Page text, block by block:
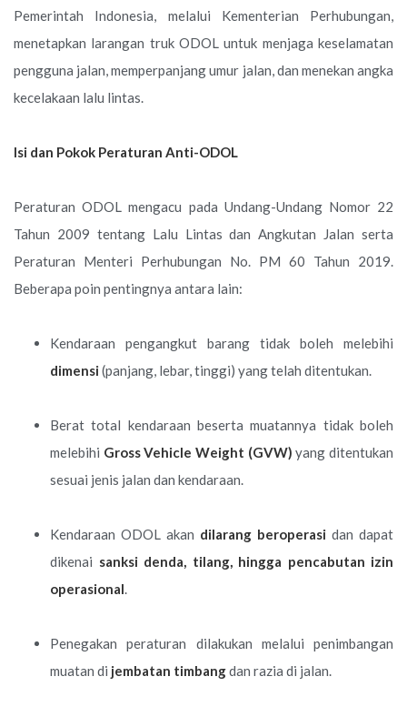
Pemerintah Indonesia, melalui Kementerian Perhubungan,
menetapkan larangan truk ODOL untuk menjaga keselamatan
pengguna jalan, memperpanjang umur jalan, dan menekan angka
kecelakaan lalu lintas.
Isi dan Pokok Peraturan Anti-ODOL
Peraturan ODOL mengacu pada Undang-Undang Nomor 22
Tahun 2009 tentang Lalu Lintas dan Angkutan Jalan serta
Peraturan Menteri Perhubungan No. PM 60 Tahun 2019.
Beberapa poin pentingnya antara lain:
Kendaraan pengangkut barang tidak boleh melebihi
dimensi (panjang, lebar, tinggi) yang telah ditentukan.
Berat total kendaraan beserta muatannya tidak boleh
melebihi Gross Vehicle Weight (GVW) yang ditentukan
sesuai jenis jalan dan kendaraan.
Kendaraan ODOL akan dilarang beroperasi dan dapat
dikenai sanksi denda, tilang, hingga pencabutan izin
operasional.
Penegakan peraturan dilakukan melalui penimbangan
muatan di jembatan timbangdan razia di jalan.